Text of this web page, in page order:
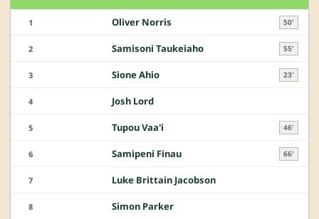
1 Oliver Norris 50'
2 Samisoni Taukeiaho 55'
3 Sione Ahio 23'
4 Josh Lord
5 Tupou Vaa'i 46'
6 Samipeni Finau 66'
7 Luke Brittain Jacobson
8 Simon Parker